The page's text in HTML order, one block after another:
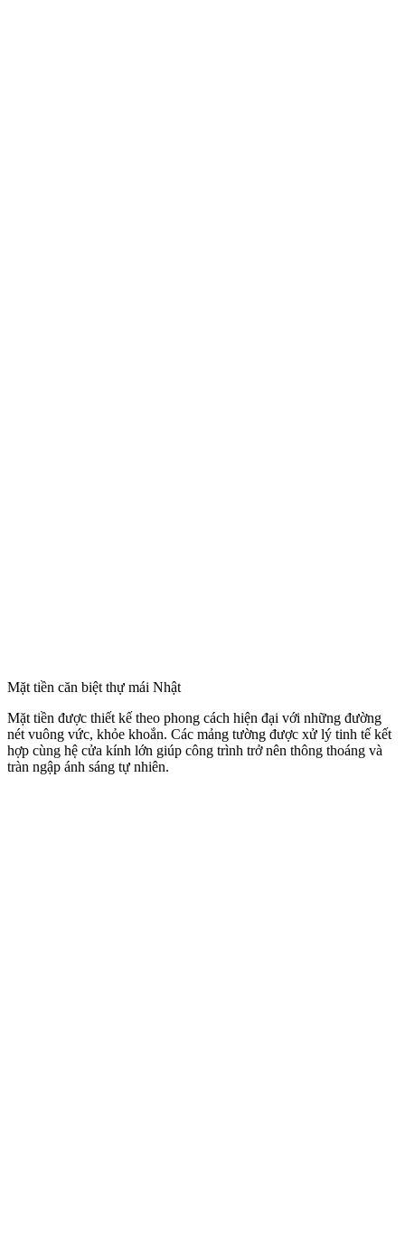
Mặt tiền căn biệt thự mái Nhật
Mặt tiền được thiết kế theo phong cách hiện đại với những đường
nét vuông vức, khỏe khoắn. Các mảng tường được xử lý tinh tế kết
hợp cùng hệ cửa kính lớn giúp công trình trở nên thông thoáng và
tràn ngập ánh sáng tự nhiên.